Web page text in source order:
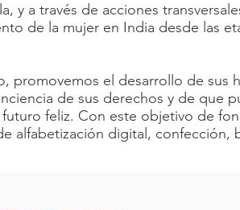
y a través de acciones
de la mujer en India desde las
promovemos el desarrollo de sus
de sus derechos y de que
feliz. Con este objetivo de
alfabetización digital, confección,